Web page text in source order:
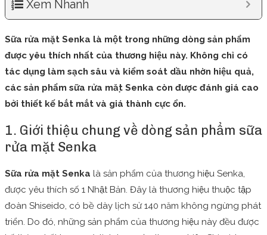
Xem Nhanh
Sữa rửa mặt Senka là một trong những dòng sản phẩm
được yêu thích nhất của thương hiệu này. Không chỉ có
tác dụng làm sạch sâu và kiểm soát dầu nhờn hiệu quả,
các sản phẩm sữa rửa mặt Senka còn được đánh giá cao
bởi thiết kế bắt mắt và giá thành cực ổn.
1. Giới thiệu chung về dòng sản phẩm sữa
rửa mặt Senka
Sữa rửa mặt Senka là sản phẩm của thương hiệu Senka,
được yêu thích số 1 Nhật Bản. Đây là thương hiệu thuộc tập
đoàn Shiseido, có bề dày lịch sử 140 năm không ngừng phát
triển. Do đó, những sản phẩm của thương hiệu này đều được